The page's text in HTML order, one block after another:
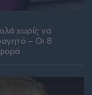
χωρίς να
– Οι 8